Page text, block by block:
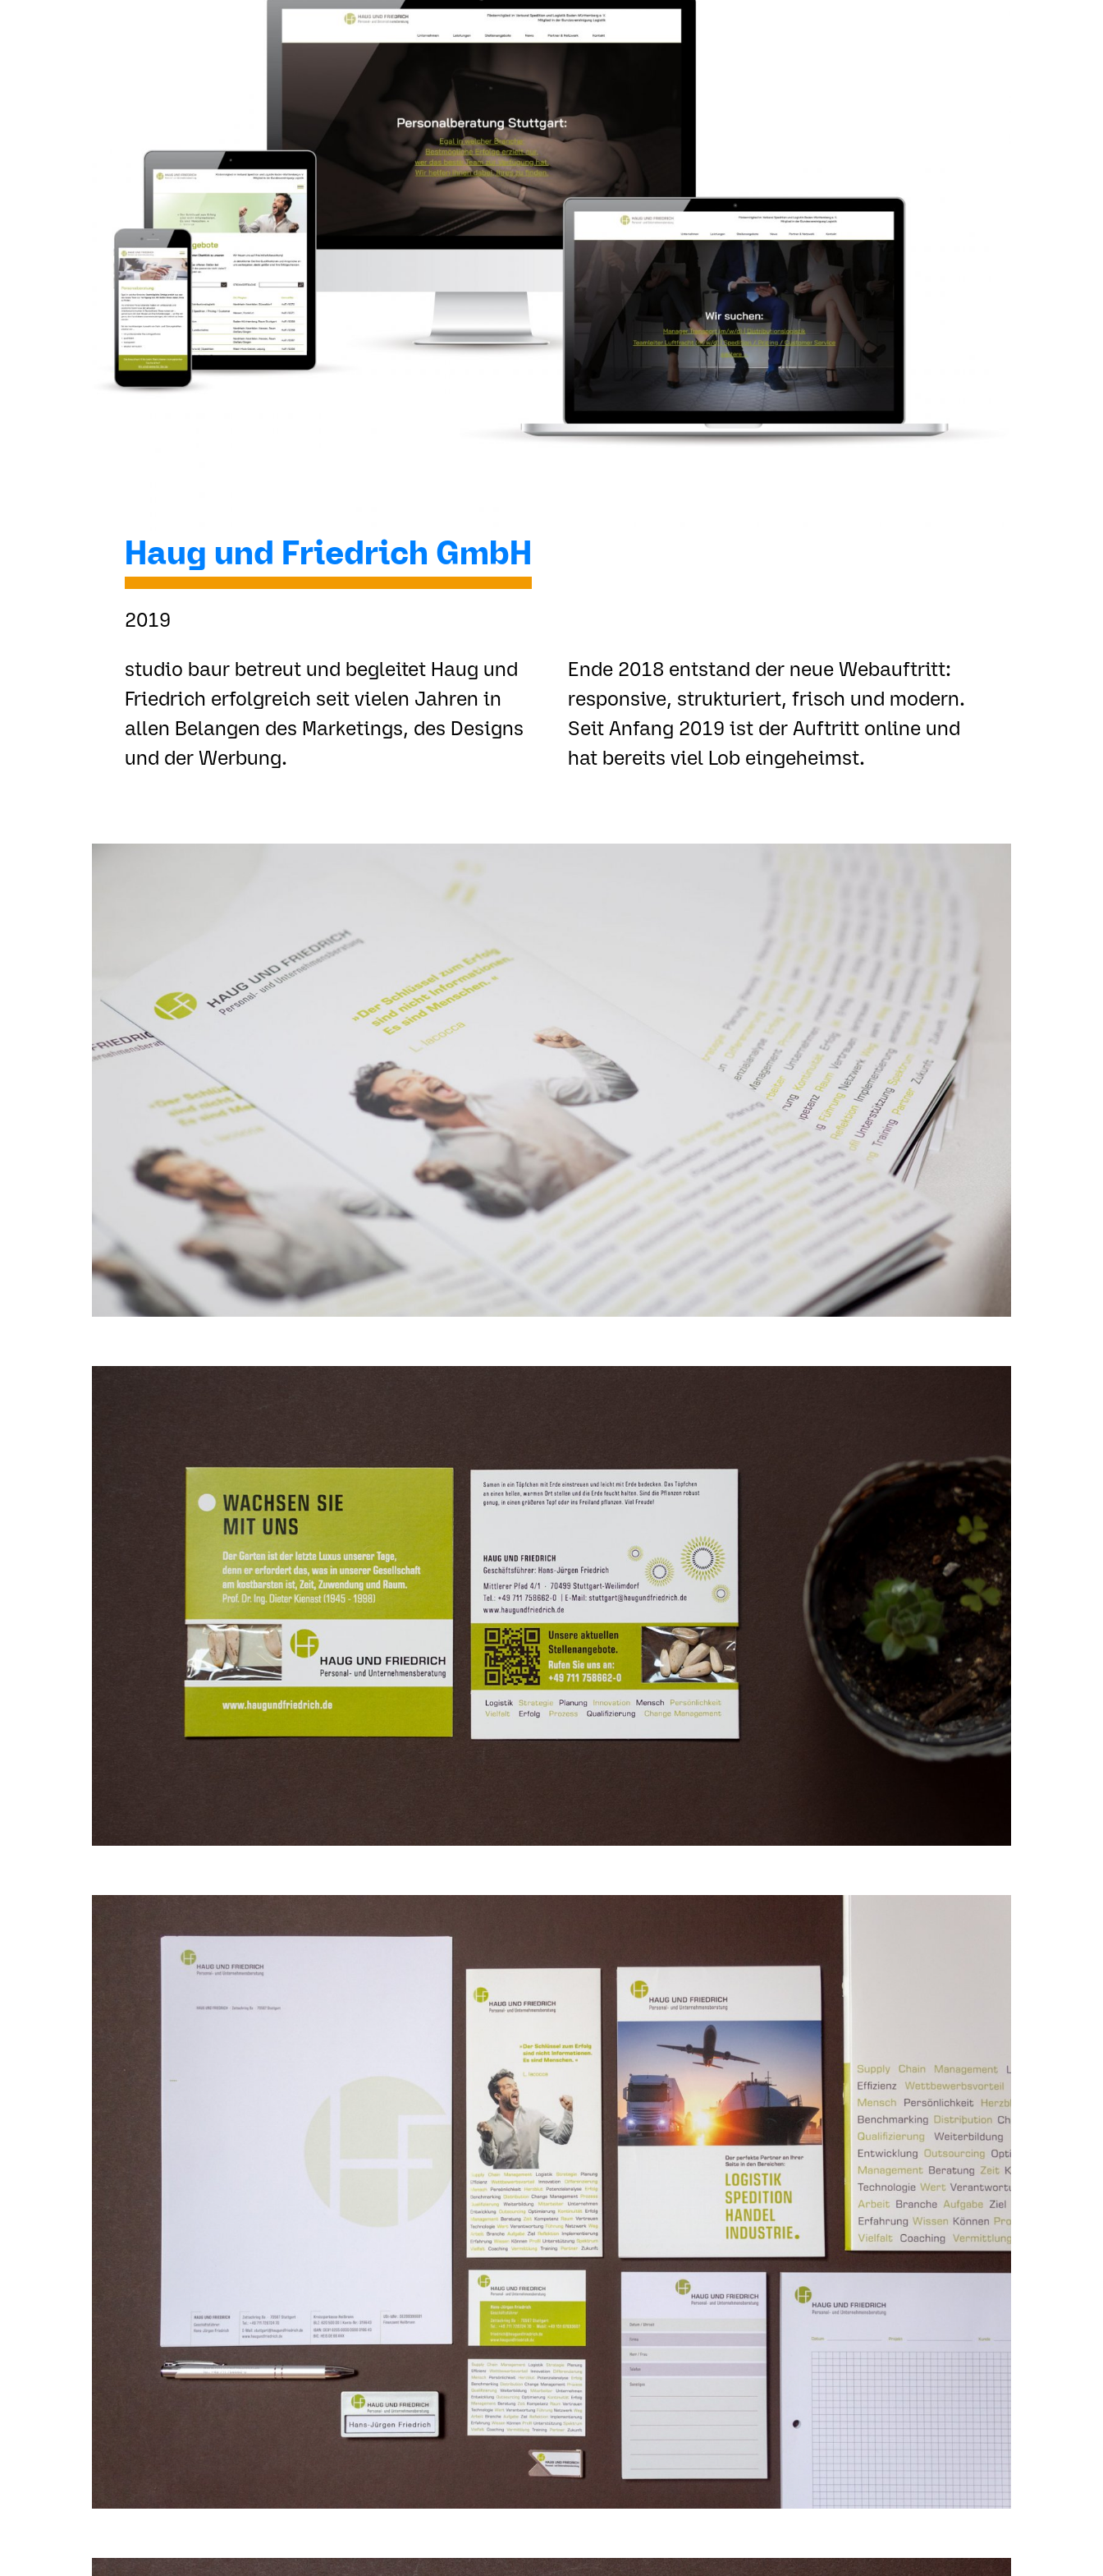
Haug und Friedrich GmbH
2019
studio baur betreut und begleitet Haug und
Friedrich erfolgreich seit vielen Jahren in
allen Belangen des Marketings, des Designs
und der Werbung.
Ende 2018 entstand der neue Webauftritt:
responsive, strukturiert, frisch und modern.
Seit Anfang 2019 ist der Auftritt online und
hat bereits viel Lob eingeheimst.